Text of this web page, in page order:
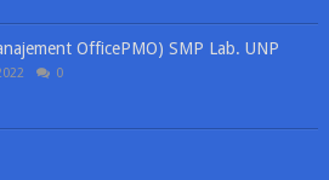
OfficePMO) SMP Lab. UNP
0